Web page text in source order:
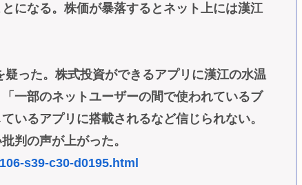
になる。株価が暴落するとネット上には漢江
った。株式投資ができるアプリに漢江の水温
一部のネットユーザーの間で使われているブ
いるアプリに搭載されるなど信じられない。
判の声が上がった。
s39-c30-d0195.html